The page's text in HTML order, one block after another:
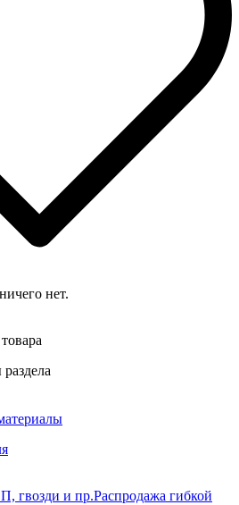
нет.
гвозди и пр.Распродажа гибкой